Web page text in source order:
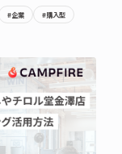
#企業
#購入型